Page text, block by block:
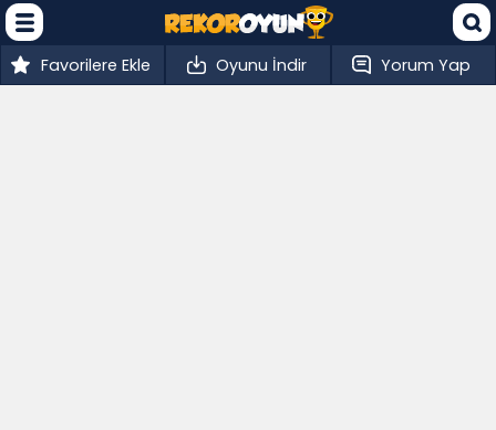
Favorilere Ekle Oyunu İndir Yorum Yap